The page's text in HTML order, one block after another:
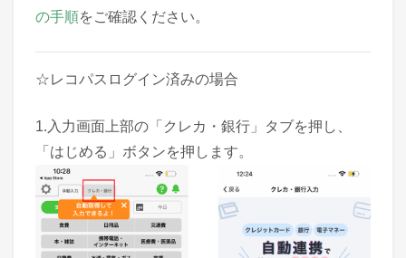
の手順をご確認ください。
☆レコパスログイン済みの場合
1.入力画面上部の「クレカ・銀行」タブを押し、
「はじめる」ボタンを押します。